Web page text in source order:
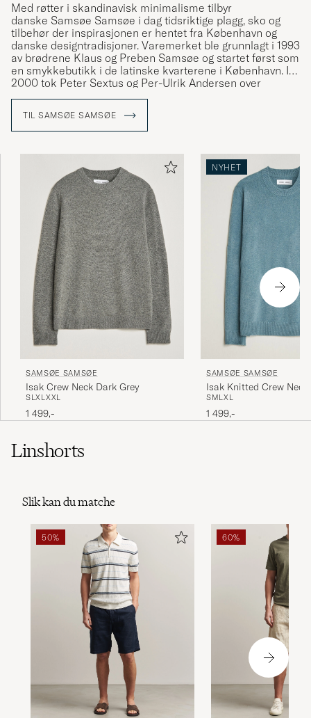
Med røtter i skandinavisk minimalisme tilbyr
danske Samsøe Samsøe i dag tidsriktige plagg, sko og
tilbehør der inspirasjonen er hentet fra København og
danske designtradisjoner. Varemerket ble grunnlagt i 1993
av brødrene Klaus og Preben Samsøe og startet først som
en smykkebutikk i de latinske kvarterene i København. I
2000 tok Peter Sextus og Per-Ulrik Andersen over
ansvaret for varemerket og forvandlet det til et
inspirasjon i hverdagen og designer allsidige plagg i myke
snitt.
TIL SAMSØE SAMSØE
SAMSØE SAMSØE
Isak Crew Neck Dark Grey
SLXLXXL
1 499,-
NYHET
SAMSØE SAMSØE
Isak Knitted Crew
Sea
SMLXL
1 499,-
Linshorts
Slik kan du matche
50% 60%